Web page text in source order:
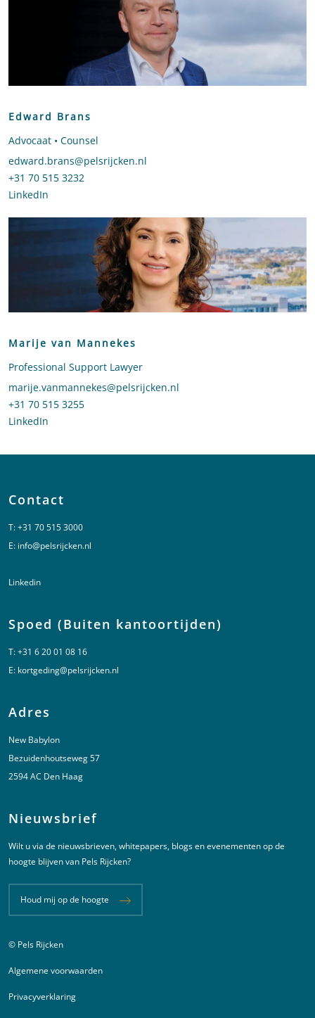
Edward Brans
Advocaat • Counsel
Stuur een e-mail naar Edward Brans
edward.brans@pelsrijcken.nl
Bel naar Edward Brans
+31 70 515 3232
LinkedIn
Marije van Mannekes
Professional Support Lawyer
Stuur een e-mail naar Marije van Mannekes
marije.vanmannekes@pelsrijcken.nl
Bel naar Marije van Mannekes
+31 70 515 3255
LinkedIn
Contact
T:+31 70 515 3000
E: info@pelsrijcken.nl
Linkedin
Spoed (Buiten kantoortijden)
T:+31 6 20 01 08 16
E: kortgeding@pelsrijcken.nl
Adres
New Babylon
Bezuidenhoutseweg 57
2594 AC Den Haag
Nieuwsbrief
Wilt u via de nieuwsbrieven, whitepapers, blogs en evenementen op de
hoogte blijven van Pels Rijcken?
Houd mij op de hoogte
Juridische informatie
© Pels Rijcken
Algemene voorwaarden
Privacyverklaring